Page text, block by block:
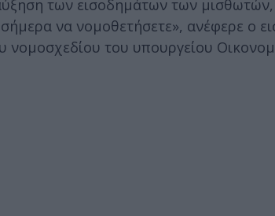
των εισοδημάτων των
να νομοθετήσετε», ανέφερε ο
του υπουργείου